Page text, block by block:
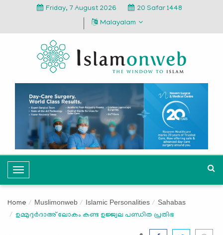
Friday, 7 August 2026
20 Safar 1448
Malayalam
T
o
g
l
Home Muslimonweb Islamic Personalities Sahabas
ഉമ്മുദ്ദർദാഅ് ലോകം കണ്ട ഉജ്ജ്വല പണ്ഡിത പ്രതിഭ